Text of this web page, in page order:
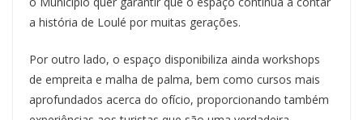
a história de Loulé por muitas gerações.
Por outro lado, o espaço disponibiliza ainda workshops
de empreita e malha de palma, bem como cursos mais
aprofundados acerca do ofício, proporcionando também